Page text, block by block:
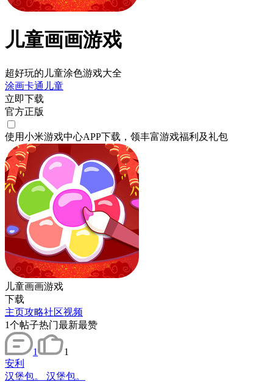
儿童画画游戏
超好玩的儿童涂色游戏大全
涂画卡通 儿童
立即下载
官方正版
使用小米游戏中心APP下载 ，领丰富游戏福利 及礼包
儿童画画游戏
下载
主页攻略社区视频
1个帖子热门最新最赞
1
1
安利
汉堡包。 汉堡包。